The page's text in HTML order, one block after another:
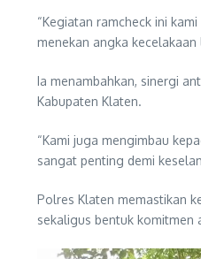
“Kegiatan ramcheck ini
menekan angka
Ia menambahkan, sinergi
Kabupaten Klaten.
“Kami juga mengimbau
sangat penting demi
Polres Klaten memastikan
sekaligus bentuk komitmen